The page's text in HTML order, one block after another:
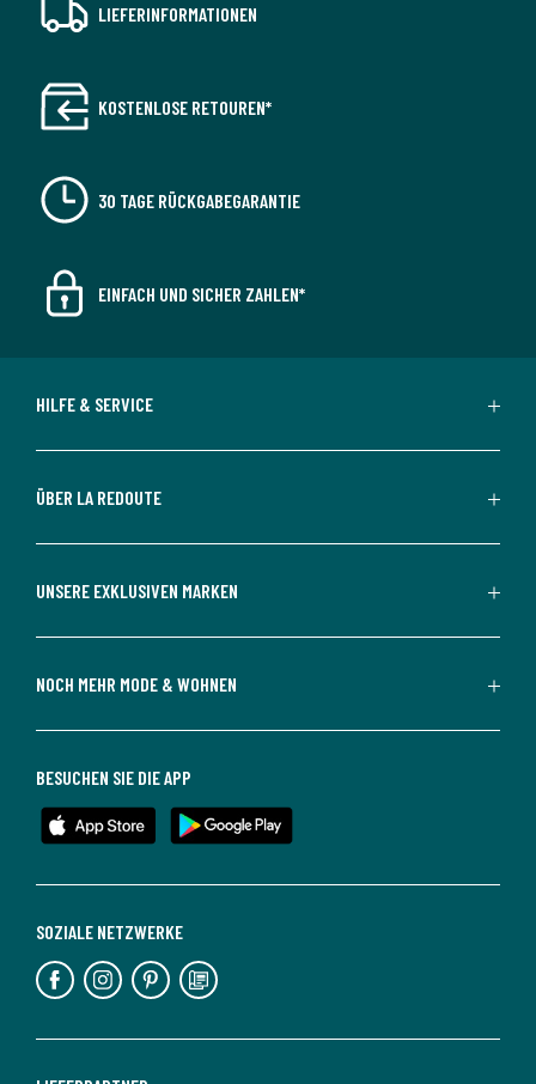
LIEFERINFORMATIONEN
KOSTENLOSE RETOUREN*
30 TAGE RÜCKGABEGARANTIE
EINFACH UND SICHER ZAHLEN*
HILFE & SERVICE
ÜBER LA REDOUTE
UNSERE EXKLUSIVEN MARKEN
NOCH MEHR MODE & WOHNEN
SOZIALE NETZWERKE
BESUCHEN SIE DIE APP